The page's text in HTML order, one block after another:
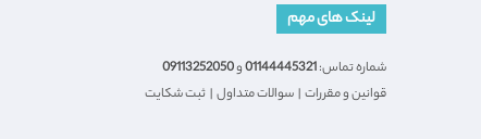
لینک های مهم
شماره تماس:01144445321و09113252050
قوانین و مقررات | سوالات متداول | ثبت شکایت